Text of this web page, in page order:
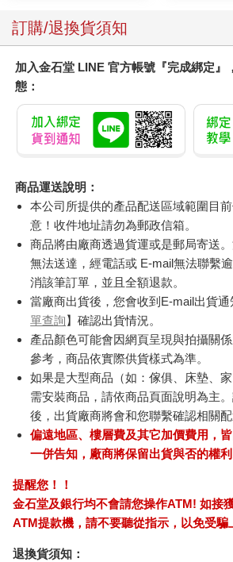
訂購/退換貨須知
加入金石堂 LINE 官方帳號『完成綁定』
態：
商品運送說明：
本公司所提供的產品配送區域範圍目
意！收件地址請勿為郵政信箱。
商品將由廠商透過貨運或是郵局寄送
無法送達，經電話或 E-mail無法聯繫
消該筆訂單，並且全額退款。
當廠商出貨後，您會收到E-mail出貨
單查詢】確認出貨情況。
產品顏色可能會因網頁呈現與拍攝關
參考，商品依實際供貨樣式為準。
如果是大型商品（如：傢俱、床墊、
需安裝商品，請依商品頁面說明為主
後，出貨廠商將會和您聯繫確認相關配
偏遠地區、樓層費及其它加價費用，
一併告知，廠商將保留出貨與否的權利
提醒您！！
金石堂及銀行均不會請您操作ATM! 如接
ATM提款機，請不要聽從指示，以免受騙
退換貨須知：